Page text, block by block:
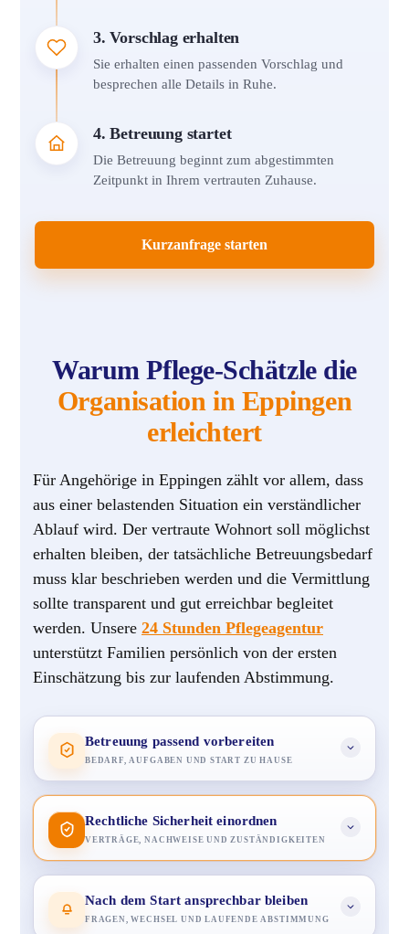
3. Vorschlag erhalten
Sie erhalten einen passenden Vorschlag und
besprechen alle Details in Ruhe.
4. Betreuung startet
Die Betreuung beginnt zum abgestimmten
Zeitpunkt in Ihrem vertrauten Zuhause.
Kurzanfrage starten
Warum Pflege-Schätzle die
Organisation in Eppingen
erleichtert
Für Angehörige in Eppingen zählt vor allem, dass
aus einer belastenden Situation ein verständlicher
Ablauf wird. Der vertraute Wohnort soll möglichst
erhalten bleiben, der tatsächliche Betreuungsbedarf
muss klar beschrieben werden und die Vermittlung
sollte transparent und gut erreichbar begleitet
werden. Unsere 24 Stunden Pflegeagentur
unterstützt Familien persönlich von der ersten
Einschätzung bis zur laufenden Abstimmung.
Betreuung passend vorbereiten
BEDARF, AUFGABEN UND START ZU HAUSE
Rechtliche Sicherheit einordnen
VERTRÄGE, NACHWEISE UND ZUSTÄNDIGKEITEN
Nach dem Start ansprechbar bleiben
FRAGEN, WECHSEL UND LAUFENDE ABSTIMMUNG